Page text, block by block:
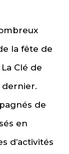
la fête de
Clé de
dernier.
de
en
d’activités